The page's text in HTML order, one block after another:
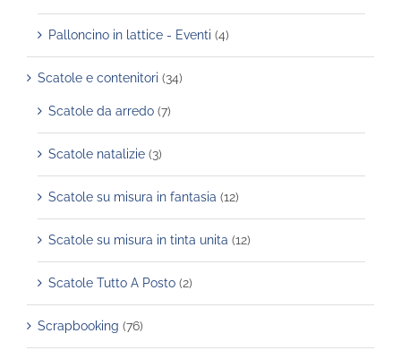
Palloncino in lattice - Eventi (4)
Scatole e contenitori (34)
Scatole da arredo (7)
Scatole natalizie (3)
Scatole su misura in fantasia (12)
Scatole su misura in tinta unita (12)
Scatole Tutto A Posto (2)
Scrapbooking (76)